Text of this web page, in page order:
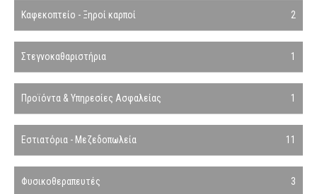
Καφεκοπτείο - Ξηροί καρποί 2
Στεγνοκαθαριστήρια 1
Προϊόντα & Υπηρεσίες Ασφαλείας 1
Εστιατόρια - Μεζεδοπωλεία 11
Φυσικοθεραπευτές 3